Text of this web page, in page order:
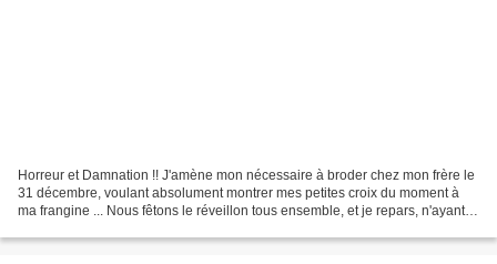
Horreur et Damnation !! J'amène mon nécessaire à broder chez mon frère le
31 décembre, voulant absolument montrer mes petites croix du moment à
ma frangine ... Nous fêtons le réveillon tous ensemble, et je repars, n'ayant